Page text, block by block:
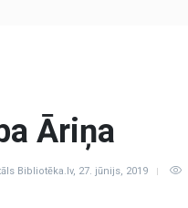
Āriņa
Bibliotēka.lv, 27. jūnijs, 2019